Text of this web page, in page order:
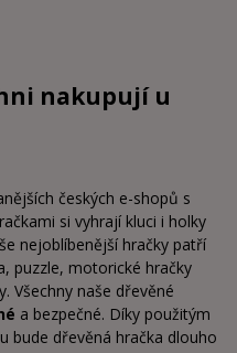
nakupují u
českých e-shopů s
si vyhrají kluci i holky
nejoblíbenější hračky patří
puzzle, motorické hračky
Všechny naše dřevěné
a bezpečné. Díky použitým
bude dřevěná hračka dlouho